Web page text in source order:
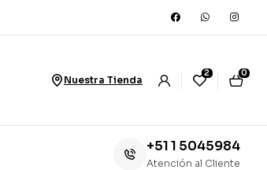
Nuestra Tienda
2 0
+51 1 5045984
Atención al Cliente